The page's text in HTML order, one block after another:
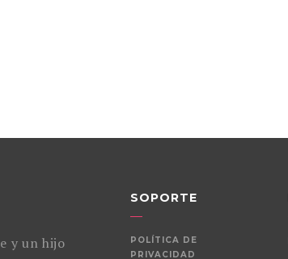
y un hijo
SOPORTE
POLÍTICA DE
PRIVACIDAD